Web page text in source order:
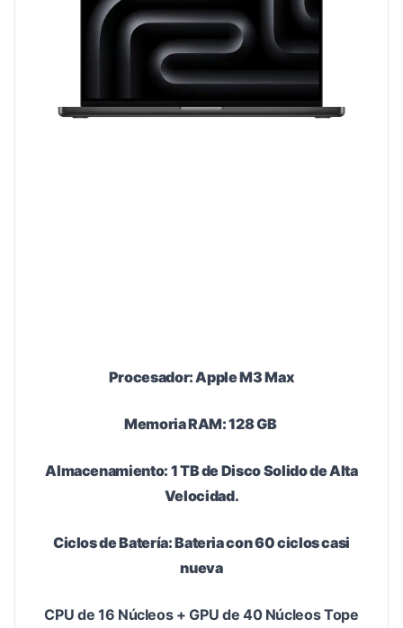
Procesador: Apple M3 Max
Memoria RAM: 128 GB
Almacenamiento: 1 TB de Disco Solido de Alta
Velocidad.
Ciclos de Batería: Bateria con 60 ciclos casi
nueva
CPU de 16 Núcleos + GPU de 40 Núcleos Tope